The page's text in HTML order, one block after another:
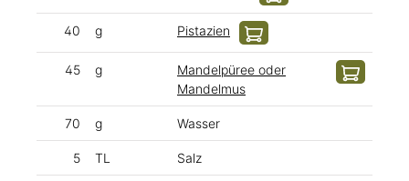
40 g Pistazien
45 g
Mandelpüree oder
Mandelmus
70 g Wasser
5 TL Salz